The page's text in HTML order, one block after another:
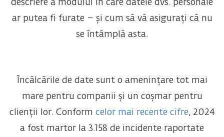
descriere a modului în care datele dvs. personale
ar putea fi furate – și cum să vă asigurați că nu
se întâmplă asta.
Încălcările de date sunt o amenințare tot mai
mare pentru companii și un coșmar pentru
clienții lor. Conform celor mai recente cifre, 2024
a fost martor la 3.158 de incidente raportate